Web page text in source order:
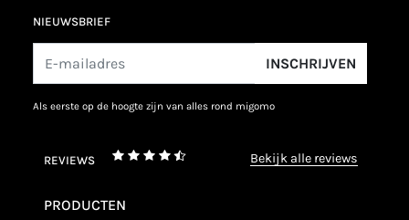
NIEUWSBRIEF
INSCHRIJVEN
als eerste op de hoogte zijn van alles rond migomo
REVIEWS bekijk alle reviews
PRODUCTEN